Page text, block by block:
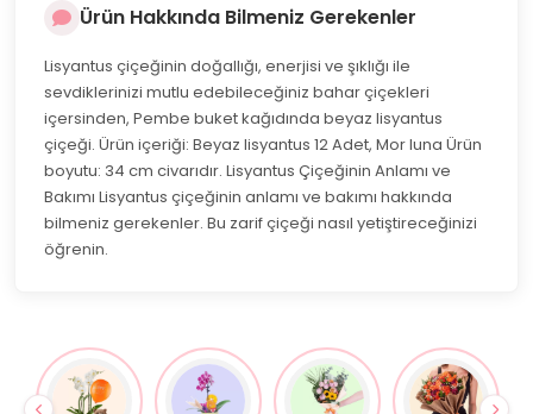
Ürün Hakkında Bilmeniz Gerekenler
Lisyantus çiçeğinin doğallığı, enerjisi ve şıklığı ile
sevdiklerinizi mutlu edebileceğiniz bahar çiçekleri
içersinden, Pembe buket kağıdında beyaz lisyantus
çiçeği. Ürün içeriği: Beyaz lisyantus 12 Adet, Mor luna Ürün
boyutu: 34 cm civarıdır. Lisyantus Çiçeğinin Anlamı ve
Bakımı Lisyantus çiçeğinin anlamı ve bakımı hakkında
bilmeniz gerekenler. Bu zarif çiçeği nasıl yetiştireceğinizi
öğrenin.